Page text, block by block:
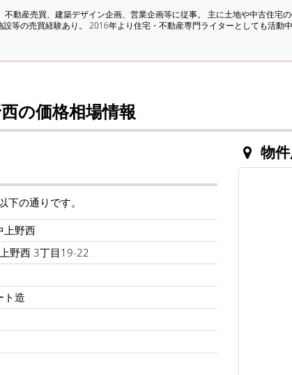
動産売買、建築デザイン企画、営業企画等に従事。 主に土地や中古住宅
等の売買経験あり。 2016年より住宅・不動産専門ライターとしても活動
の価格相場情報
の通りです。
上野西
野西 3丁目19-22
ト造
物